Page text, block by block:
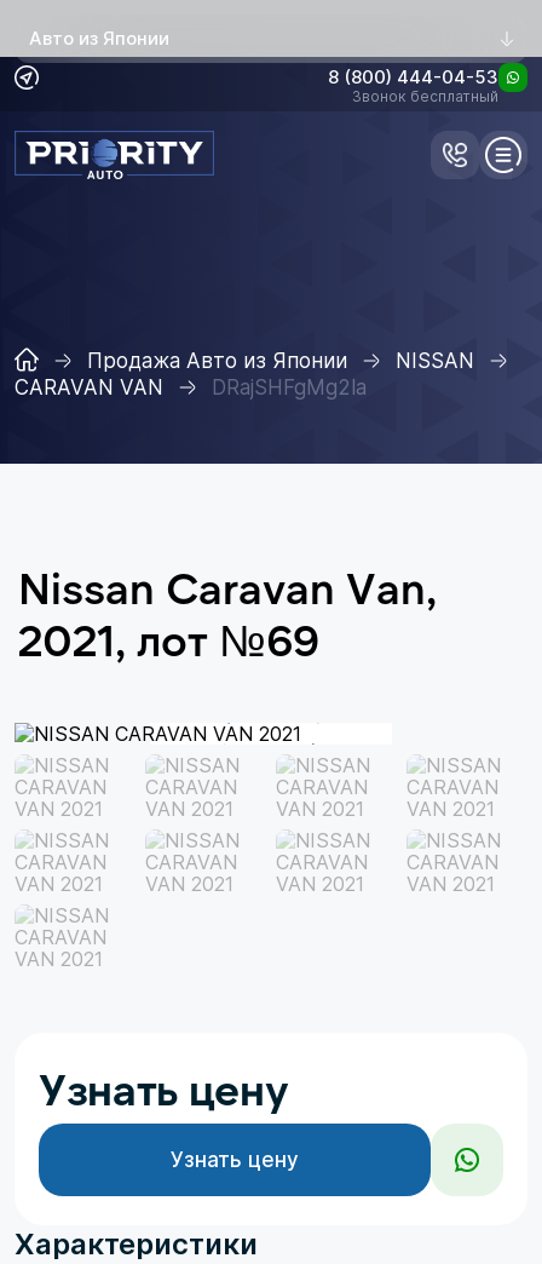
Авто из Японии
8 (800) 444-04-53
Звонок бесплатный
Продажа Авто из Японии
NISSAN
CARAVAN VAN
DRajSHFgMg2la
Nissan Caravan Van,
2021, лот №69
Характеристики
Узнать цену
Узнать цену